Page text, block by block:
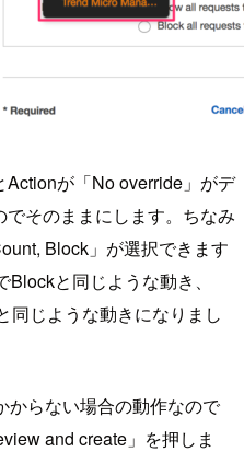
が「No override」がデ
そのままにします。ちなみ
Block」が選択できます
と同じような動き、
同じような動きになりまし
からない場合の動作なので
and create」を押しま